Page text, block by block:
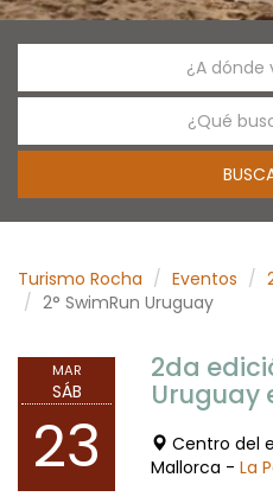
¿A dónde
¿Qué
Turismo Rocha Eventos
2° SwimRun Uruguay
MAR
SÁB
23
2da
Uruguay
Centro del
Mallorca - La